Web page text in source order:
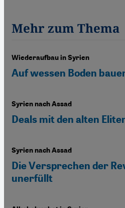
Mehr zum Thema
Wiederaufbau in Syrien
Auf wessen Boden
Syrien nach Assad
Deals mit den alten
Syrien nach Assad
Die Versprechen der
unerfüllt